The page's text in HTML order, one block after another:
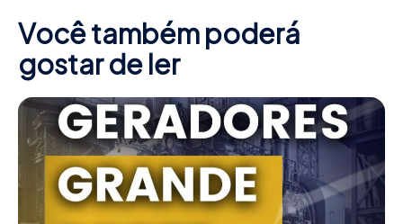
Você também poderá
gostar de ler